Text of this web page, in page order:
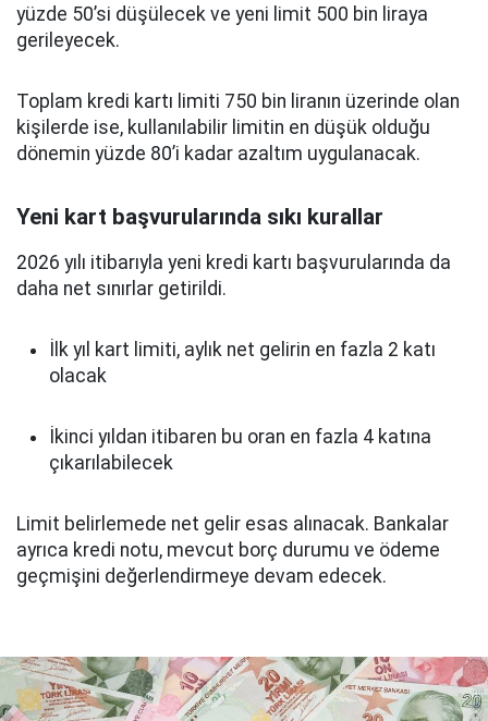
yüzde 50’si düşülecek ve yeni limit 500 bin liraya
gerileyecek.
Toplam kredi kartı limiti 750 bin liranın üzerinde olan
kişilerde ise, kullanılabilir limitin en düşük olduğu
dönemin yüzde 80’i kadar azaltım uygulanacak.
Yeni kart başvurularında sıkı kurallar
2026 yılı itibarıyla yeni kredi kartı başvurularında da
daha net sınırlar getirildi.
İlk yıl kart limiti, aylık net gelirin en fazla 2 katı
olacak
İkinci yıldan itibaren bu oran en fazla 4 katına
çıkarılabilecek
Limit belirlemede net gelir esas alınacak. Bankalar
ayrıca kredi notu, mevcut borç durumu ve ödeme
geçmişini değerlendirmeye devam edecek.